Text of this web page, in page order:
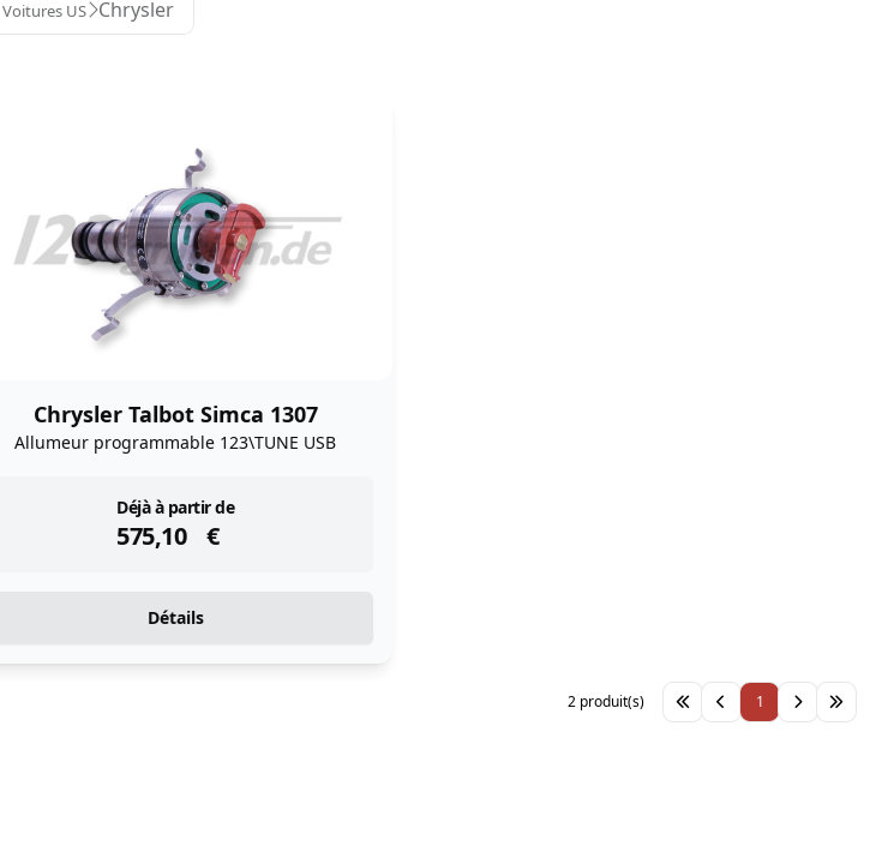
Voitures US Chrysler
Chrysler Talbot Simca 1307
Allumeur programmable 123\TUNE USB
Déjà à partir de
575,10 €
instock
Détails
1
2 produit(s)